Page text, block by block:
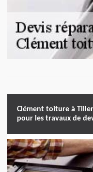
Clément toiture à
pour les travaux de